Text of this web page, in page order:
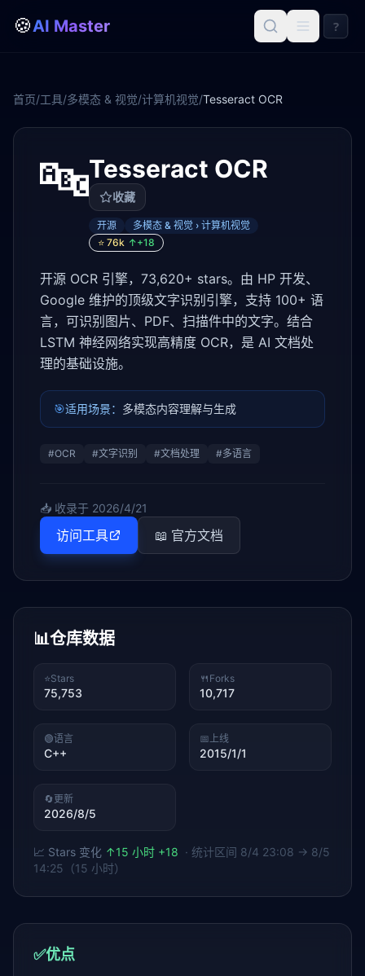
🍪AI Master ?
首页/工具/多模态 & 视觉/计算机视觉/Tesseract OCR
🔤Tesseract OCR
收藏
开源
多模态 & 视觉 › 计算机视觉
⭐ 76k ↑+18
开源 OCR 引擎，73,620+ stars。由 HP 开发、
Google 维护的顶级文字识别引擎，支持 100+ 语
言，可识别图片、PDF、扫描件中的文字。结合
LSTM 神经网络实现高精度 OCR，是 AI 文档处
理的基础设施。
🎯适用场景： 多模态内容理解与生成
#OCR #文字识别 #文档处理 #多语言
📥 收录于 2026/4/21
访问工具 📖 官方文档
📊仓库数据
⭐Stars
75,753
🍴 Forks
10,717
🟢语言
C++
📅上线
2015/1/1
🔄更新
2026/8/5
📈 Stars 变化 ↑15 小时 +18 · 统计区间 8/4 23:08 → 8/5
14:25（15 小时）
✅优点